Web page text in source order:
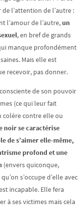
l’attention de l’autre :
l’amour de l’autre,un
, en bref de grands
manque profondément
Mais elle est
recevoir, pas donner.
de son pouvoir
(ce qui leur fait
colère contre elle ou
noir se caractérise
de s’aimer elle-même,
profond et une
(envers quiconque,
s’occupe d’elle avec
incapable. Elle fera
à ses victimes mais cela